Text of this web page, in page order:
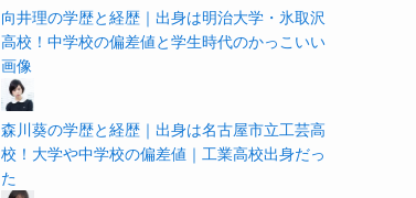
向井理の学歴と経歴｜出身は明治大学・氷取沢
高校！中学校の偏差値と学生時代のかっこいい
画像
森川葵の学歴と経歴｜出身は名古屋市立工芸高
校！大学や中学校の偏差値｜工業高校出身だっ
た